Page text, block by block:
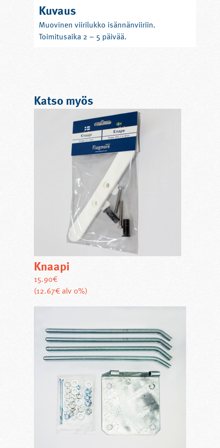
Kuvaus
Muovinen viirilukko isännänviiriin.
Toimitusaika 2 – 5 päivää.
Katso myös
Knaapi
15.90€
(12.67€ alv 0%)